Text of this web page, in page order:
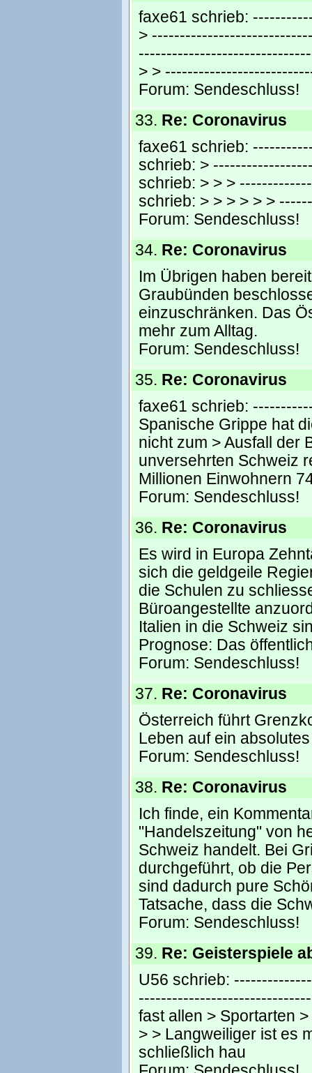
faxe61 schrieb:
>
> >
Forum: Sendeschluss!
33. Re: Coronavirus
faxe61 schrieb:
schrieb: >
schrieb: > > >
schrieb: > > > > > >
Forum: Sendeschluss!
34. Re: Coronavirus
Im Übrigen haben
Graubünden
einzuschränken. Das
mehr zum Alltag.
Forum: Sendeschluss!
35. Re: Coronavirus
faxe61 schrieb:
Spanische Grippe hat
nicht zum > Ausfall der
unversehrten Schweiz
Millionen Einwohnern
Forum: Sendeschluss!
36. Re: Coronavirus
Es wird in Europa
sich die geldgeile
die Schulen zu
Büroangestellte
Italien in die Schweiz
Prognose: Das
Forum: Sendeschluss!
37. Re: Coronavirus
Österreich führt
Leben auf ein
Forum: Sendeschluss!
38. Re: Coronavirus
Ich finde, ein
"Handelszeitung" von
Schweiz handelt. Bei
durchgeführt, ob die
sind dadurch pure
Tatsache, dass die
Forum: Sendeschluss!
39. Re: Geisterspiele
U56 schrieb:
fast allen > Sportarten
> > Langweiliger ist es
schließlich hau